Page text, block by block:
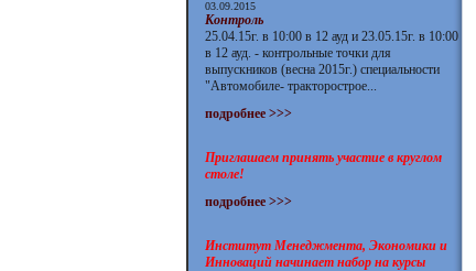
03.09.2015
Контроль
25.04.15г. в 10:00 в 12 ауд и 23.05.15г. в 10:00
в 12 ауд. - контрольные точки для
выпускников (весна 2015г.) специальности
"Автомобиле- тракторострое...
подробнее >>>
Приглашаем принять участие в круглом
столе!
подробнее >>>
Институт Менеджмента, Экономики и
Инноваций начинает набор на курсы